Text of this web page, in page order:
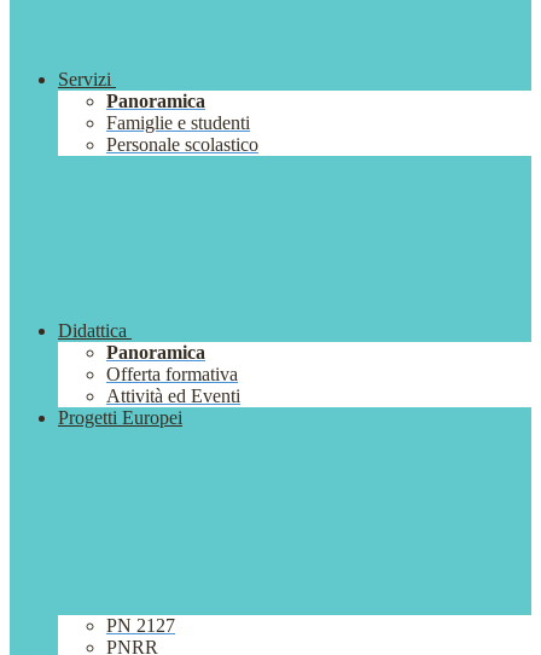
Servizi
Panoramica
Famiglie e studenti
Personale scolastico
Didattica
Panoramica
Offerta formativa
Attività ed Eventi
Progetti Europei
PN 2127
PNRR